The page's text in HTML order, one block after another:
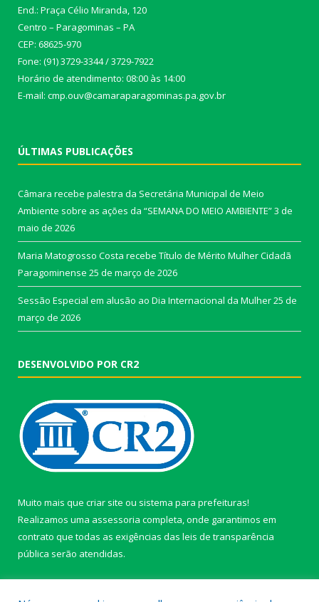
End.: Praça Célio Miranda, 120
Centro – Paragominas – PA
CEP: 68625-970
Fone: (91) 3729-3344 / 3729-7922
Horário de atendimento: 08:00 às 14:00
E-mail: cmp.ouv@camaraparagominas.pa.gov.br
ÚLTIMAS PUBLICAÇÕES
Câmara recebe palestra da Secretária Municipal de Meio
Ambiente sobre as ações da “SEMANA DO MEIO AMBIENTE”3 de
maio de 2026
Maria Matogrosso Costa recebe Título de Mérito Mulher Cidadã
Paragominense 25 de março de 2026
Sessão Especial em alusão ao Dia Internacional da Mulher25 de
março de 2026
DESENVOLVIDO POR CR2
Muito mais que criar site ou sistema para prefeituras!
Realizamos uma assessoria completa, onde garantimos em
contrato que todas as exigências das leis de transparência
pública serão atendidas.